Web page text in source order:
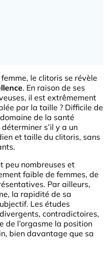
le clitoris se révèle
. En raison de ses
il est extrêmement
par la taille ? Difficile de
de la santé
s’il y a un
et taille du clitoris, sans
peu nombreuses et
faible de femmes, de
Par ailleurs,
la rapidité de sa
Les études
contradictoires,
de l’orgasme la position
bien davantage que sa